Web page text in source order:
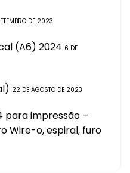
DE 2023
(A6) 2024 6 DE
22 DE AGOSTO DE 2023
para impressão –
Wire-o, espiral, furo